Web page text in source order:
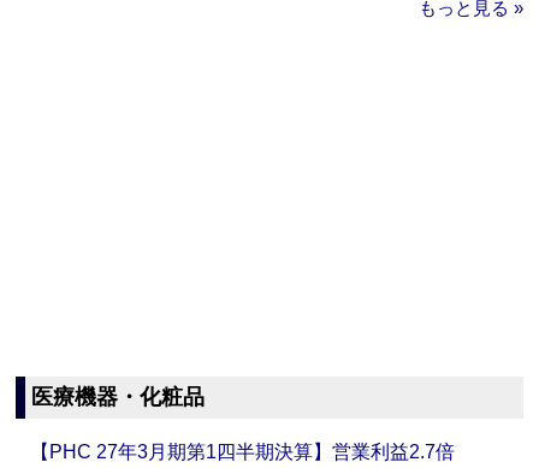
もっと見る »
医療機器・化粧品
【PHC 27年3月期第1四半期決算】営業利益2.7倍